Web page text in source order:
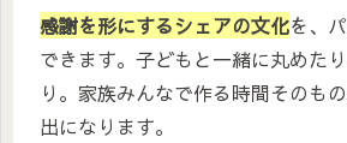
感謝を形にするシェアの文化を、
できます。子どもと一緒に丸めた
り。家族みんなで作る時間そのも
出になります。